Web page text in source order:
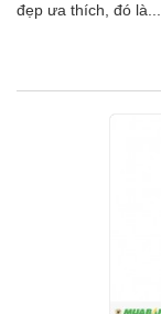
đẹp ưa thích, đó là...